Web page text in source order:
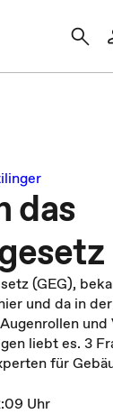
das
(GEG),
und da in der
und
liebt es. 3
für
Uhr